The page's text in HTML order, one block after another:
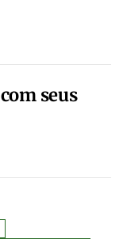
seus